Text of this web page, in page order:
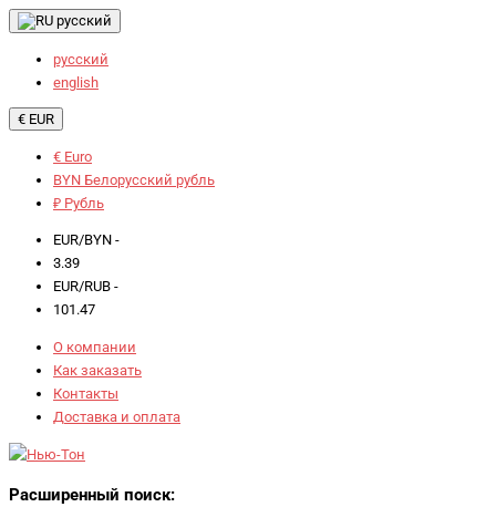
русский
русский
english
€ EUR
€ Euro
BYN Белорусский рубль
₽ Рубль
EUR/BYN -
3.39
EUR/RUB -
101.47
О компании
Как заказать
Контакты
Доставка и оплата
Расширенный поиск: